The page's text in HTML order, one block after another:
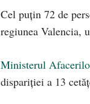
Cel puțin 72 de
regiunea Valencia,
Ministerul
dispariției a 13